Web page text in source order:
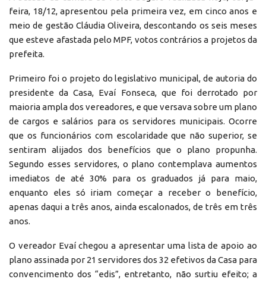
feira, 18/12, apresentou pela primeira vez, em cinco anos e
meio de gestão Cláudia Oliveira, descontando os seis meses
que esteve afastada pelo MPF, votos contrários a projetos da
prefeita.
Primeiro foi o projeto do legislativo municipal, de autoria do
presidente da Casa, Evaí Fonseca, que foi derrotado por
maioria ampla dos vereadores, e que versava sobre um plano
de cargos e salários para os servidores municipais. Ocorre
que os funcionários com escolaridade que não superior, se
sentiram alijados dos benefícios que o plano propunha.
Segundo esses servidores, o plano contemplava aumentos
imediatos de até 30% para os graduados já para maio,
enquanto eles só iriam começar a receber o benefício,
apenas daqui a três anos, ainda escalonados, de três em três
anos.
O vereador Evaí chegou a apresentar uma lista de apoio ao
plano assinada por 21 servidores dos 32 efetivos da Casa para
convencimento dos “edis”, entretanto, não surtiu efeito; a